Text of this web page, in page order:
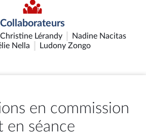
Collaborateurs
Christine Lérandy
Nadine Nacitas
Nella
Ludony Zongo
en commission
en séance